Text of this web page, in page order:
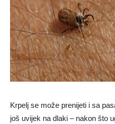
Krpelj se može prenijeti i sa
još uvijek na dlaki – nakon što